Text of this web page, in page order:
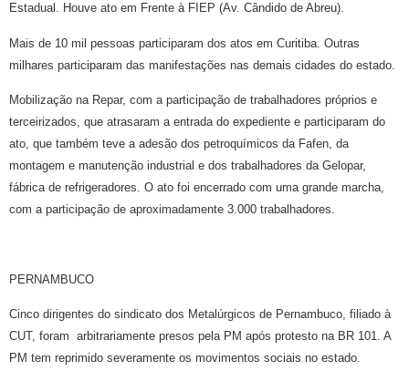
Estadual. Houve ato em Frente à FIEP (Av. Cândido de Abreu).
Mais de 10 mil pessoas participaram dos atos em Curitiba. Outras
milhares participaram das manifestações nas demais cidades do estado.
Mobilização na Repar, com a participação de trabalhadores próprios e
terceirizados, que atrasaram a entrada do expediente e participaram do
ato, que também teve a adesão dos petroquímicos da Fafen, da
montagem e manutenção industrial e dos trabalhadores da Gelopar,
fábrica de refrigeradores. O ato foi encerrado com uma grande marcha,
com a participação de aproximadamente 3.000 trabalhadores.
PERNAMBUCO
Cinco dirigentes do sindicato dos Metalúrgicos de Pernambuco, filiado à
CUT, foram arbitrariamente presos pela PM após protesto na BR 101. A
PM tem reprimido severamente os movimentos sociais no estado.